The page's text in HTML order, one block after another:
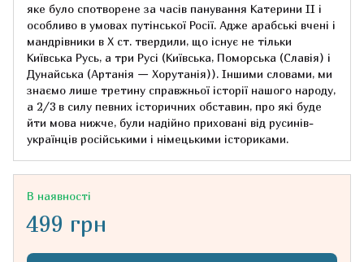
яке було спотворене за часів панування Катерини ІІ і
особливо в умовах путінської Росії. Адже арабські вчені і
мандрівники в Х ст. твердили, що існує не тільки
Київська Русь, а три Русі (Київська, Поморська (Славія) і
Дунайська (Артанія — Хорутанія)). Іншими словами, ми
знаємо лише третину справжньої історії нашого народу,
а 2/3 в силу певних історичних обставин, про які буде
йти мова нижче, були надійно приховані від русинів-
українців російськими і німецькими істориками.
В наявності
499 грн